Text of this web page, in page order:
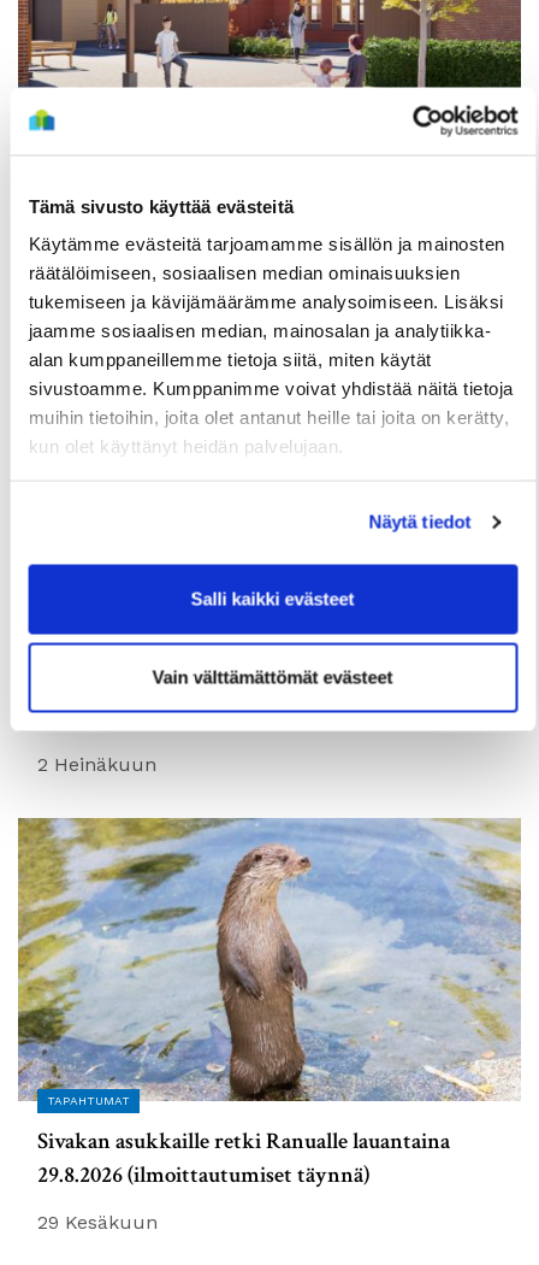
Tämä sivusto käyttää evästeitä
Käytämme evästeitä tarjoamamme sisällön ja mainosten
räätälöimiseen, sosiaalisen median ominaisuuksien
tukemiseen ja kävijämäärämme analysoimiseen. Lisäksi
jaamme sosiaalisen median, mainosalan ja analytiikka-
alan kumppaneillemme tietoja siitä, miten käytät
sivustoamme. Kumppanimme voivat yhdistää näitä tietoja
muihin tietoihin, joita olet antanut heille tai joita on kerätty,
kun olet käyttänyt heidän palvelujaan.
Näytä tiedot
Salli kaikki evästeet
Vain välttämättömät evästeet
rivitaloasuntoja – Haku on nyt käynnissä
3 Elokuun
Useita uudis- ja peruskorjauskohteita
valmistumassa loppuvuonna, hakuajat alkavat
elokuussa
2 Heinäkuun
TAPAHTUMAT
Sivakan asukkaille retki Ranualle lauantaina
29.8.2026 (ilmoittautumiset täynnä)
29 Kesäkuun